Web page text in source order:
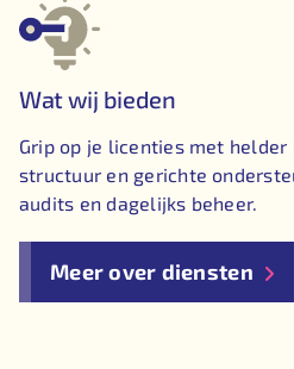
Wat wij bieden
Grip op je licenties met
structuur en gerichte
audits en dagelijks beheer.
Meer over diensten